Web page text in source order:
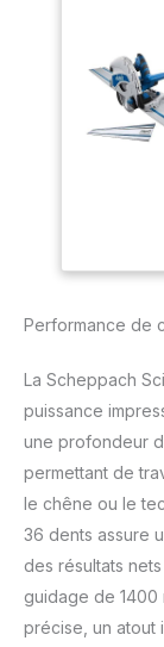
Performance de
La Scheppach
puissance
une profondeur
permettant de
le chêne ou le
36 dents assure
des résultats
guidage de
précise, un atout